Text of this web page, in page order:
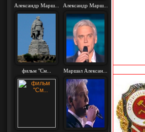
Александр Марш... Александр Марш...
фильм "См... Маршал Алексан...